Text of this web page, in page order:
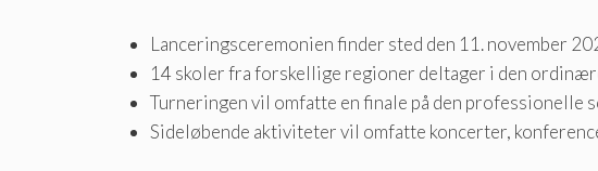
Lanceringsceremonien finder sted den 11. november
14 skoler fra forskellige regioner deltager i den
Turneringen vil omfatte en finale på den professionelle
Sideløbende aktiviteter vil omfatte koncerter,